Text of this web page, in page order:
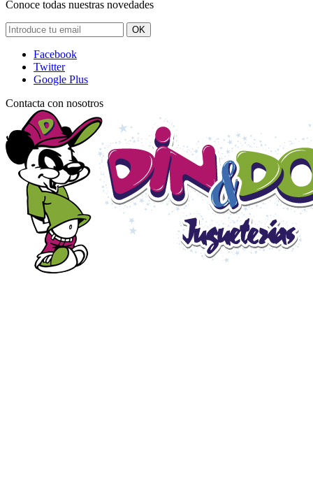
Conoce todas nuestras novedades
OK
Facebook
Twitter
Google Plus
Contacta con nosotros